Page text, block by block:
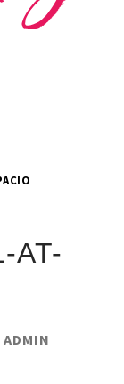
AT-
ADMIN